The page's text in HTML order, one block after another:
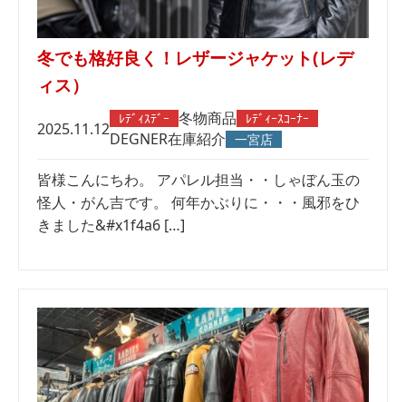
冬でも格好良く！レザージャケット(レデ
ィス）
2025.11.12
ﾚﾃﾞｨｽﾃﾞｰ 冬物商品 ﾚﾃﾞｨｰｽｺｰﾅｰ
DEGNER在庫紹介 一宮店
皆様こんにちわ。 アパレル担当・・しゃぼん玉の
怪人・がん吉です。 何年かぶりに・・・風邪をひ
きました&#x1f4a6 […]